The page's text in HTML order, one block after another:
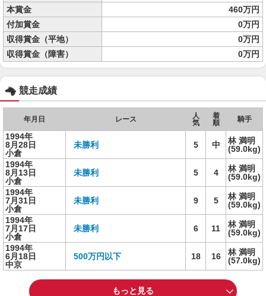
本賞金
460万円
付加賞金
0万円
収得賞金（平地）
0万円
収得賞金（障害）
0万円
競走成績
年月日 レース
人
気
着
順
騎手
1994年
8月28日
小倉
未勝利 5 中
林 満明
(59.0kg)
1994年
8月13日
小倉
未勝利 5 4
林 満明
(59.0kg)
1994年
7月31日
小倉
未勝利 9 5
林 満明
(59.0kg)
1994年
7月17日
小倉
未勝利 6 11
林 満明
(59.0kg)
1994年
6月18日
中京
500万円以下 18 16
林 満明
(57.0kg)
もっと見る